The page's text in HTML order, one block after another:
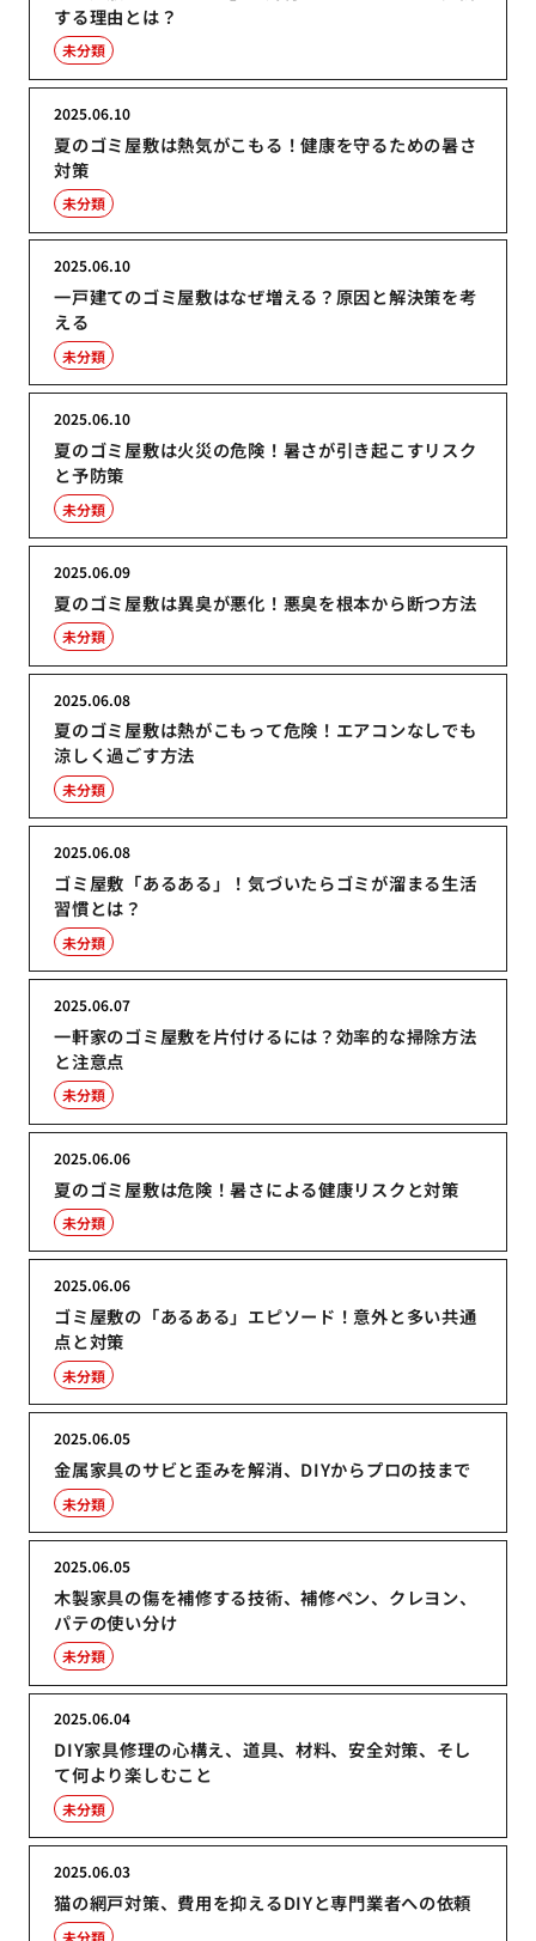
する理由とは？
未分類
夏のゴミ屋敷は熱気がこもる！健康を守るための暑さ
対策
2025.06.10
未分類
一戸建てのゴミ屋敷はなぜ増える？原因と解決策を考
える
2025.06.10
未分類
夏のゴミ屋敷は火災の危険！暑さが引き起こすリスク
と予防策
2025.06.10
未分類
夏のゴミ屋敷は異臭が悪化！悪臭を根本から断つ方法
2025.06.09
未分類
夏のゴミ屋敷は熱がこもって危険！エアコンなしでも
涼しく過ごす方法
2025.06.08
未分類
ゴミ屋敷「あるある」！気づいたらゴミが溜まる生活
習慣とは？
2025.06.08
未分類
一軒家のゴミ屋敷を片付けるには？効率的な掃除方法
と注意点
2025.06.07
未分類
夏のゴミ屋敷は危険！暑さによる健康リスクと対策
2025.06.06
未分類
ゴミ屋敷の「あるある」エピソード！意外と多い共通
点と対策
2025.06.06
未分類
金属家具のサビと歪みを解消、DIYからプロの技まで
2025.06.05
未分類
木製家具の傷を補修する技術、補修ペン、クレヨン、
パテの使い分け
2025.06.05
未分類
DIY家具修理の心構え、道具、材料、安全対策、そし
て何より楽しむこと
2025.06.04
未分類
猫の網戸対策、費用を抑えるDIYと専門業者への依頼
2025.06.03
未分類